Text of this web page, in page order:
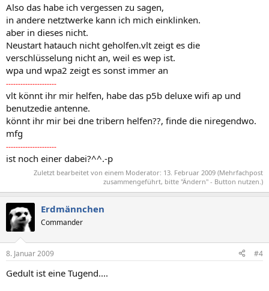
Also das habe ich vergessen zu sagen,
in andere netztwerke kann ich mich einklinken.
aber in dieses nicht.
Neustart hatauch nicht geholfen.vlt zeigt es die
verschlüsselung nicht an, weil es wep ist.
wpa und wpa2 zeigt es sonst immer an
---------------------
vlt könnt ihr mir helfen, habe das p5b deluxe wifi ap und
benutzedie antenne.
könnt ihr mir bei dne tribern helfen??, finde die niregendwo.
mfg
---------------------
ist noch einer dabei?^^.-p
Zuletzt bearbeitet von einem Moderator: 13. Februar 2009 (Mehrfachpost
zusammengeführt, bitte "Ändern" - Button nutzen.)
Erdmännchen
Commander
8. Januar 2009 #4
Gedult ist eine Tugend....